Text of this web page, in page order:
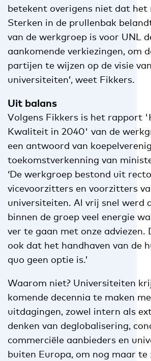
betekent overigens niet dat
Sterken in de prullenbak
van de werkgroep is voor UNL
aankomende verkiezingen, om
partijen te wijzen op de visie
universiteiten’, weet Fikkers.
Uit balans
Volgens Fikkers is het rapport
Kwaliteit in 2040' van de
een antwoord van
toekomstverkenning van
‘De werkgroep bestond uit
vicevoorzitters en voorzitters
universiteiten. Al vrij snel werd
binnen de groep veel energie
ver te gaan met onze adviezen.
ook dat het handhaven van de
quo geen optie is.’
Waarom niet? Universiteiten
komende decennia te maken
uitdagingen, zowel intern als
denken van deglobalisering,
commerciële aanbieders en
buiten Europa, om nog maar te